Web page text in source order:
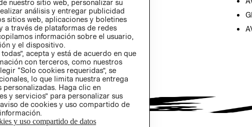
nuestro sitio web, personalizar su
análisis y entregar publicidad
sitios web, aplicaciones y boletines
a través de plataformas de redes
información sobre el usuario,
y el dispositivo.
acepta y está de acuerdo en que
con terceros, como nuestros
“Solo cookies requeridas”, se
lo que limita nuestra entrega
Haga clic en
y servicios” para personalizar sus
de cookies y uso compartido de
y uso compartido de datos